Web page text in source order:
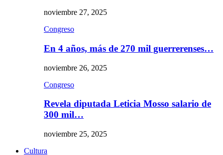
noviembre 27, 2025
Congreso
En 4 años, más de 270 mil guerrerenses…
noviembre 26, 2025
Congreso
Revela diputada Leticia Mosso salario de
300 mil…
noviembre 25, 2025
Cultura